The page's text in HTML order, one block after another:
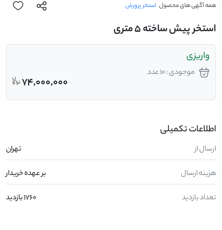
همه آگهی های محصول استخر پرورش
استخر پیش ساخته 5 متری
واریزی
موجودی : 10 عدد
74,000,000
اطلاعات تکمیلی
ارسال از تهران
هزینه ارسال بر عهده خریدار
تعداد بازدید 1760 بازدید